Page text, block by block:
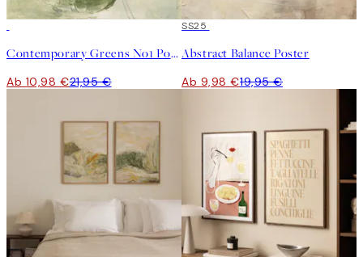
Contemporary Greens No1 Poster
Ab 10,98 €21,95 €
50%*
SS25
Abstract Balance Poster
Ab 9,98 €19,95 €